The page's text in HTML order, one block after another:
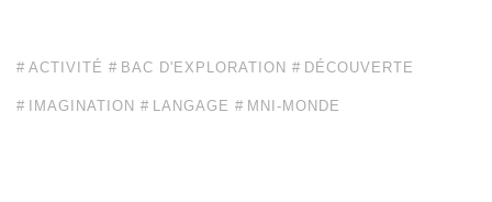
ACTIVITÉ BAC D'EXPLORATION DÉCOUVERTE
IMAGINATION LANGAGE MNI-MONDE